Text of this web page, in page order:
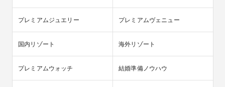
プレミアムジュエリー プレミアムヴェニュー
国内リゾート 海外リゾート
プレミアムウォッチ 結婚準備ノウハウ